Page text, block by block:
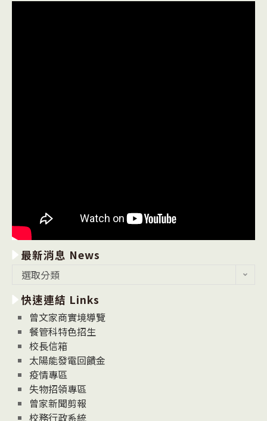
最新消息 News
消
息
News
選取分類
快速連結 Links
曾文家商實境導覽
餐管科特色招生
校長信箱
太陽能發電回饋金
疫情專區
失物招領專區
曾家新聞剪報
校務行政系統